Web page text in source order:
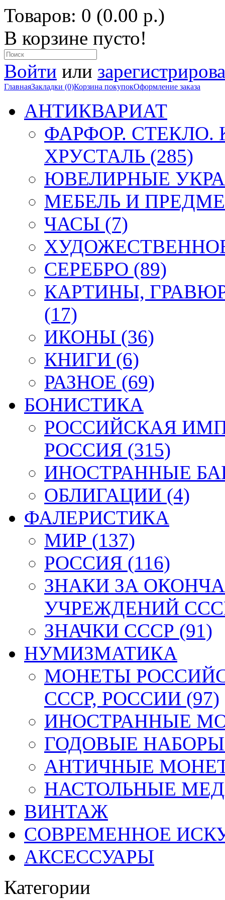
Товаров: 0 (0.00 р.)
В корзине пусто!
Войти или
ГлавнаяЗакладки (0)Корзина покупокОформление заказа
АНТИКВАРИАТ
ФАРФОР.
ХРУСТАЛЬ (285)
ЮВЕЛИРНЫЕ
МЕБЕЛЬ И
ЧАСЫ (7)
СЕРЕБРО (89)
КАРТИНЫ,
(17)
ИКОНЫ (36)
КНИГИ (6)
РАЗНОЕ (69)
БОНИСТИКА
РОССИЙСКАЯ
РОССИЯ (315)
ИНОСТРАННЫЕ
ОБЛИГАЦИИ (4)
ФАЛЕРИСТИКА
МИР (137)
РОССИЯ (116)
ЗНАКИ ЗА
УЧРЕЖДЕНИЙ
ЗНАЧКИ СССР (91)
НУМИЗМАТИКА
МОНЕТЫ
СССР, РОССИИ (97)
ИНОСТРАННЫЕ
ГОДОВЫЕ НАБОРЫ
АНТИЧНЫЕ
НАСТОЛЬНЫЕ
ВИНТАЖ
СОВРЕМЕННОЕ
АКСЕССУАРЫ
Категории